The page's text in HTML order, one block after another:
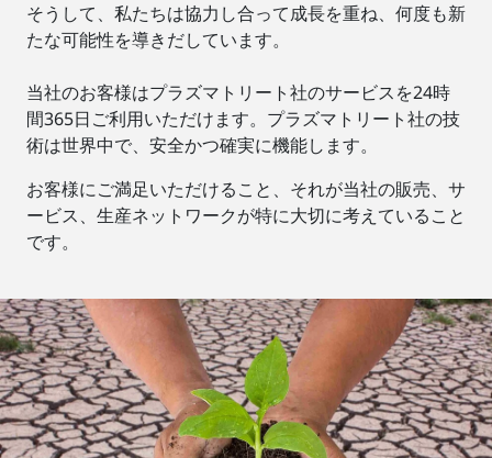
そうして、私たちは協力し合って成長を重ね、何度も新
たな可能性を導きだしています。
当社のお客様はプラズマトリート社のサービスを24時
間365日ご利用いただけます。プラズマトリート社の技
術は世界中で、安全かつ確実に機能します。
お客様にご満足いただけること、それが当社の販売、サ
ービス、生産ネットワークが特に大切に考えていること
です。